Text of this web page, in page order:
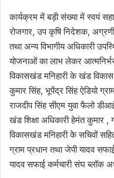
कार्यक्रम में बड़ी संख्या में स्वयं
रोजगार, उप कृषि निदेशक,
तथा अन्य विभागीय अधिकारी
योजनाओं का लाभ लेकर
विकासखंड मनिहारी के खंड
कुमार सिंह, भूपेंद्र सिंह ऐडियो
राजदीप सिंह सीएम युवा फैलो
खंड शिक्षा अधिकारी हेमंत कुमार ,
विकासखंड मनिहारी के सचिवों
ग्राम प्रधान तथा जेपी यादव
यादव सफाई कर्मचारी संघ ब्लॉक